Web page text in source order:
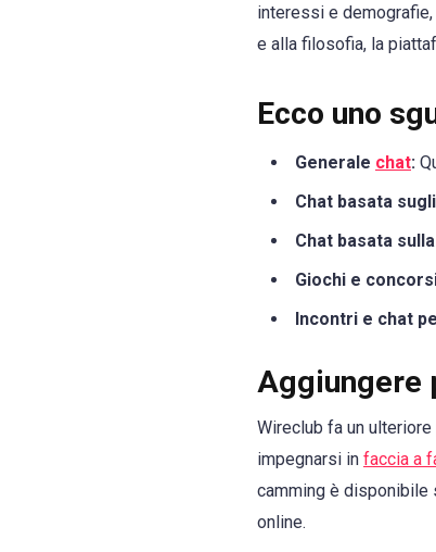
interessi e
e alla filosofia, la
Ecco uno
Generale chat:
Chat basata
Chat basata
Giochi e
Incontri e chat
Aggiungere
Wireclub fa un
impegnarsi in faccia a
camming è disponibile
online.